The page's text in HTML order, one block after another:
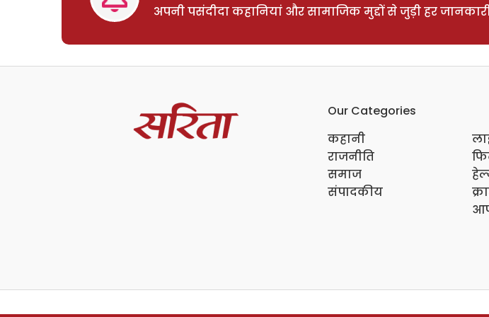
अपनी पसंदीदा कहानियां और सामाजिक मुद्दों से जुड़ी हर
Our Categories
कहानी
राजनीति
समाज
संपादकीय